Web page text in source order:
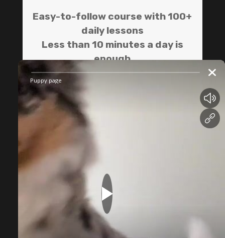
Easy-to-follow course with 100+
daily lessons
Less than 10 minutes a day is
enough
Train your puppy wherever and
Start your free trial
7-day free trial. No credit card required.